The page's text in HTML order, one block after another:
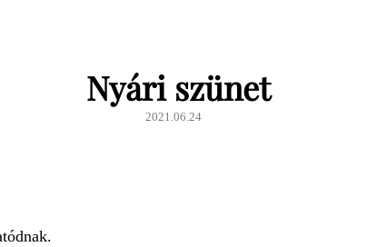
Nyári szünet
2021.06.24